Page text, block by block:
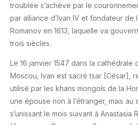
troublée s’achève par le
par alliance d’Ivan IV et fondateur de
Romanov en 1613, laquelle va
trois siècles.
Le 16 janvier 1547 dans la cathédrale
Moscou, Ivan est sacré tsar [César],
utilisé par les khans mongols de la
une épouse non à l’étranger, mais au
s’unissant le mois suivant à Anastasia